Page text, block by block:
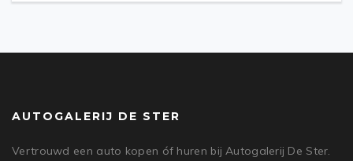
AUTOGALERIJ DE STER
Vertrouwd een auto kopen óf huren bij Autogalerij De Ster.